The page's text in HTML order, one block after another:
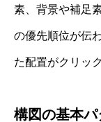
素、背景や補足
の優先順位が伝
た配置がクリッ
構図の基本パ